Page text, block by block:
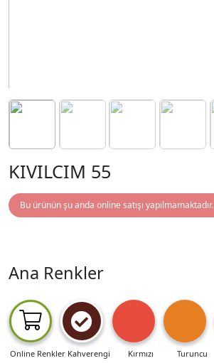
KIVILCIM 55
Bu ürünün şu anda online satışı yapılmamaktadır.
Ana Renkler
Online Renkler Kahverengi Kırmızı Turuncu